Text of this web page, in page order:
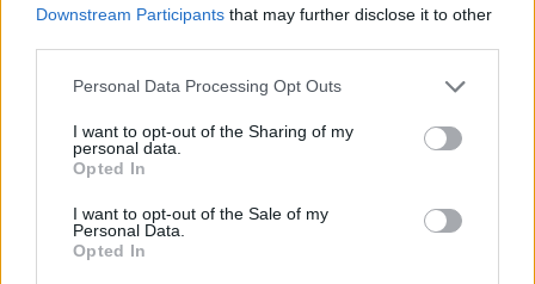
Downstream Participants that may further disclose it to other
Personal Data Processing Opt Outs
I want to opt-out of the Sharing of my
personal data.
Opted In
I want to opt-out of the Sale of my
Personal Data.
Opted In